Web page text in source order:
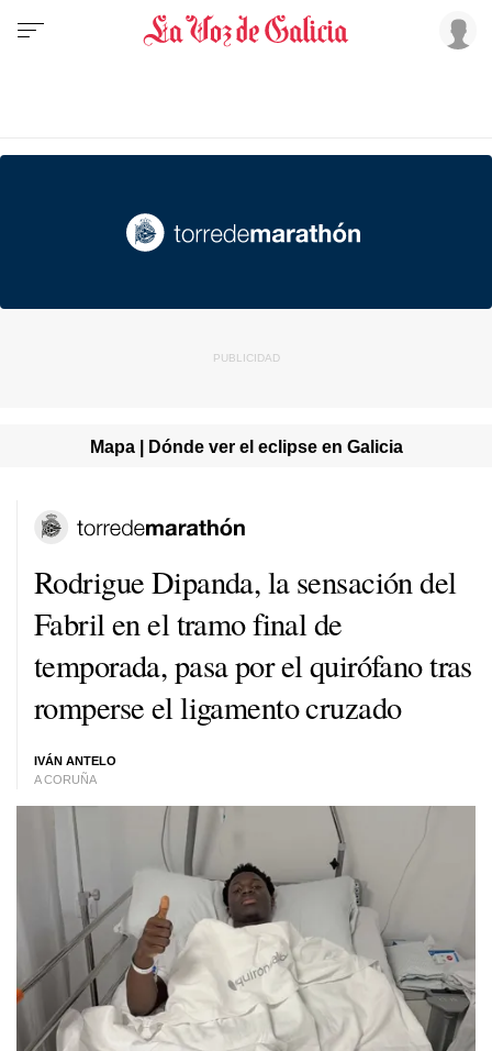
Mapa | Dónde ver el eclipse en Galicia
Rodrigue Dipanda, la sensación del
Fabril en el tramo final de
temporada, pasa por el quirófano tras
romperse el ligamento cruzado
IVÁN ANTELO
A CORUÑA